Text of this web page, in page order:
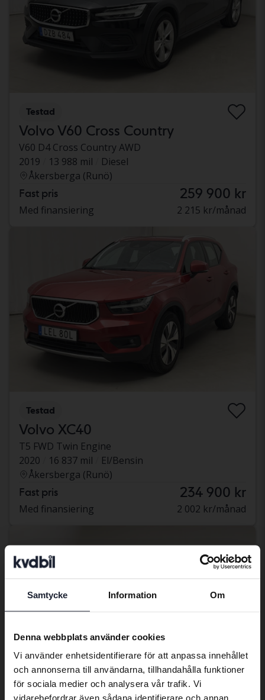
Samtycke Information Om
Denna webbplats använder cookies
Vi använder enhetsidentifierare för att anpassa innehållet
och annonserna till användarna, tillhandahålla funktioner
för sociala medier och analysera vår trafik. Vi
vidarebefordrar även sådana identifierare och annan
Testad
Volvo V60 Cross Country
V60 D4 Cross Country AWD
2019
13 988 mil
Diesel
Åkersberga (Runö)
Fast pris 259 900 kr
Med finansiering 2 215 kr/månad
Testad
Volvo XC40
T5 FWD Twin Engine
2020
16 837 mil
El/Bensin
Åkersberga (Runö)
Fast pris 234 900 kr
Med finansiering 2 002 kr/månad
Preferred language
We have detected that your browser
Swedish. To better service our friends
abroad we have an English language
site (kvdcars.com) that contains all the